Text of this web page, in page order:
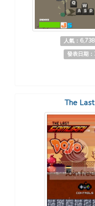
人氣：6,738
發表日期
The